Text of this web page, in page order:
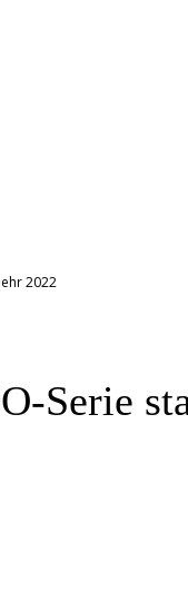
2022
Serie